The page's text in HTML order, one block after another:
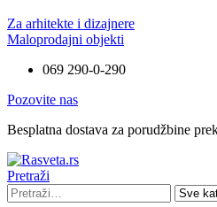
Za arhitekte i dizajnere
Maloprodajni objekti
069 290-0-290
Pozovite nas
Besplatna dostava za porudžbine
Pretraži